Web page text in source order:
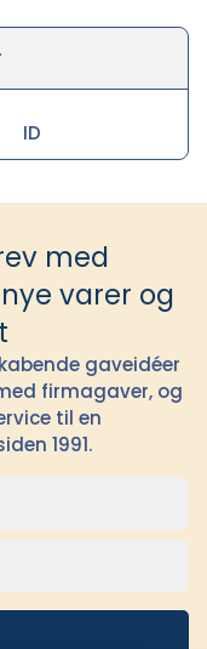
ID
med
varer og
gaveidéer
firmagaver, og
til en
1991.